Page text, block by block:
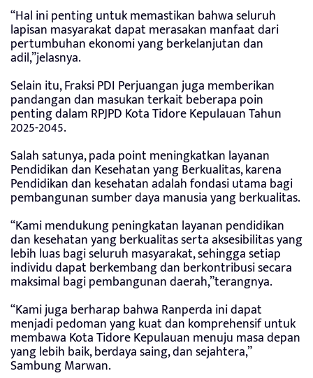
“Hal ini penting untuk memastikan bahwa seluruh
lapisan masyarakat dapat merasakan manfaat dari
pertumbuhan ekonomi yang berkelanjutan dan
adil,”jelasnya.
Selain itu, Fraksi PDI Perjuangan juga memberikan
pandangan dan masukan terkait beberapa poin
penting dalam RPJPD Kota Tidore Kepulauan Tahun
2025-2045.
Salah satunya, pada point meningkatkan layanan
Pendidikan dan Kesehatan yang Berkualitas, karena
Pendidikan dan kesehatan adalah fondasi utama bagi
pembangunan sumber daya manusia yang berkualitas.
“Kami mendukung peningkatan layanan pendidikan
dan kesehatan yang berkualitas serta aksesibilitas yang
lebih luas bagi seluruh masyarakat, sehingga setiap
individu dapat berkembang dan berkontribusi secara
maksimal bagi pembangunan daerah,”terangnya.
“Kami juga berharap bahwa Ranperda ini dapat
menjadi pedoman yang kuat dan komprehensif untuk
membawa Kota Tidore Kepulauan menuju masa depan
yang lebih baik, berdaya saing, dan sejahtera,”
Sambung Marwan.